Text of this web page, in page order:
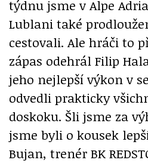
týdnu jsme v Alpe
Lublani také
cestovali. Ale hráči to
zápas odehrál Filip
jeho nejlepší výkon v
odvedli prakticky
doskoku. Šli jsme za
jsme byli o kousek
Bujan, trenér BK